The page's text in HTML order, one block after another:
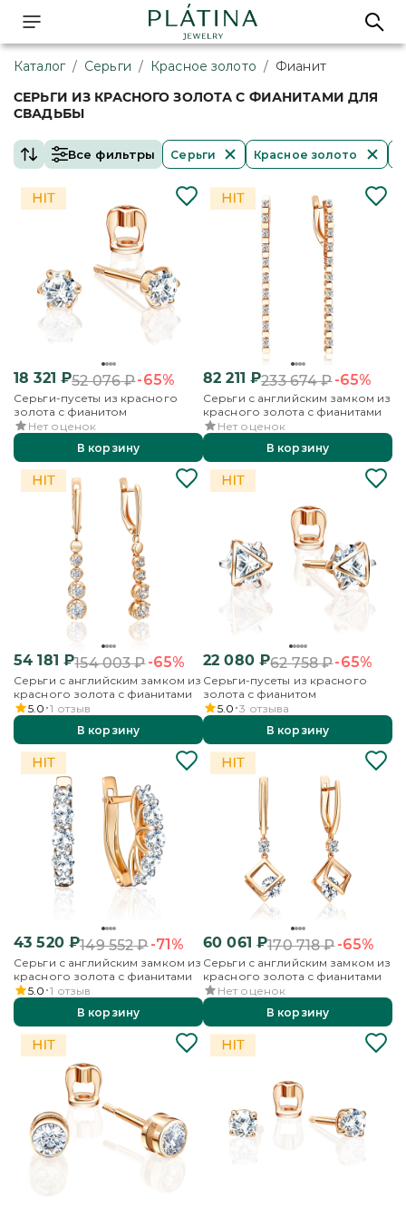
Каталог / Серьги / Красное золото / Фианит
СЕРЬГИ ИЗ КРАСНОГО ЗОЛОТА С ФИАНИТАМИ ДЛЯ
СВАДЬБЫ
Все фильтры Серьги Красное золото
18 321 ₽52 076₽-65%
Серьги-пусеты из красного
золота с фианитом
Нет оценок
В корзину
82 211 ₽233 674₽-65%
Серьги с английским замком из
красного золота с фианитами
Нет оценок
В корзину
54 181 ₽154 003₽-65%
Серьги с английским замком из
красного золота с фианитами
5.0 1 отзыв
В корзину
22 080₽62 758₽-65%
Серьги-пусеты из красного
золота с фианитом
5.0 3 отзыва
В корзину
43 520₽149 552₽-71%
Серьги с английским замком из
красного золота с фианитами
5.0 1 отзыв
В корзину
60 061 ₽170 718₽-65%
Серьги с английским замком из
красного золота с фианитами
Нет оценок
В корзину